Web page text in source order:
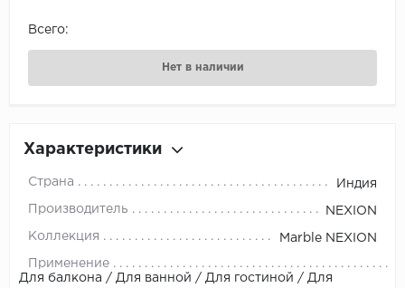
Всего:
Нет в наличии
Характеристики
Страна Индия
Производитель NEXION
Коллекция Marble NEXION
Применение
Для балкона / Для ванной / Для гостиной / Для